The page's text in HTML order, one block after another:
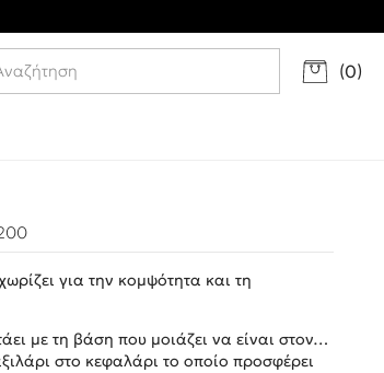
(0)
για την κομψότητα και τη
με τη βάση που μοιάζει να είναι στον…
στο κεφαλάρι το οποίο προσφέρει